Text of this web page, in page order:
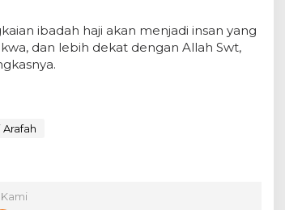
ibadah haji akan menjadi insan yang
dan lebih dekat dengan Allah Swt,